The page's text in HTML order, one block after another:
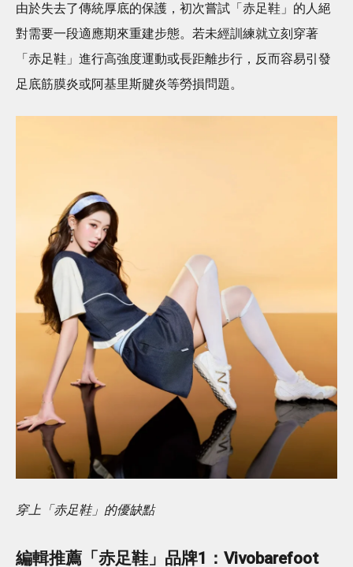
由於失去了傳統厚底的保護，初次嘗試「赤足鞋」的人絕
對需要一段適應期來重建步態。若未經訓練就立刻穿著
「赤足鞋」進行高強度運動或長距離步行，反而容易引發
足底筋膜炎或阿基里斯腱炎等勞損問題。
穿上「赤足鞋」的優缺點
編輯推薦「赤足鞋」品牌1：Vivobarefoot